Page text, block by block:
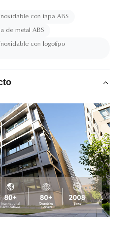
con tapa ABS
de metal ABS
con logotipo